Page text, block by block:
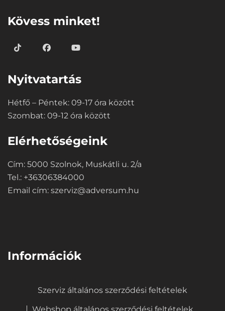
Kövess minket!
Nyitvatartás
Hétfő – Péntek: 09-17 óra között
Szombat: 09-12 óra között
Elérhetőségeink
Cím: 5000 Szolnok, Muskátli u. 2/a
Tel.: +36306384000
Email cím: szerviz@adversum.hu
Információk
Szerviz általános szerződési feltételek